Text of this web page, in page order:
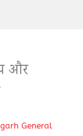
और
General